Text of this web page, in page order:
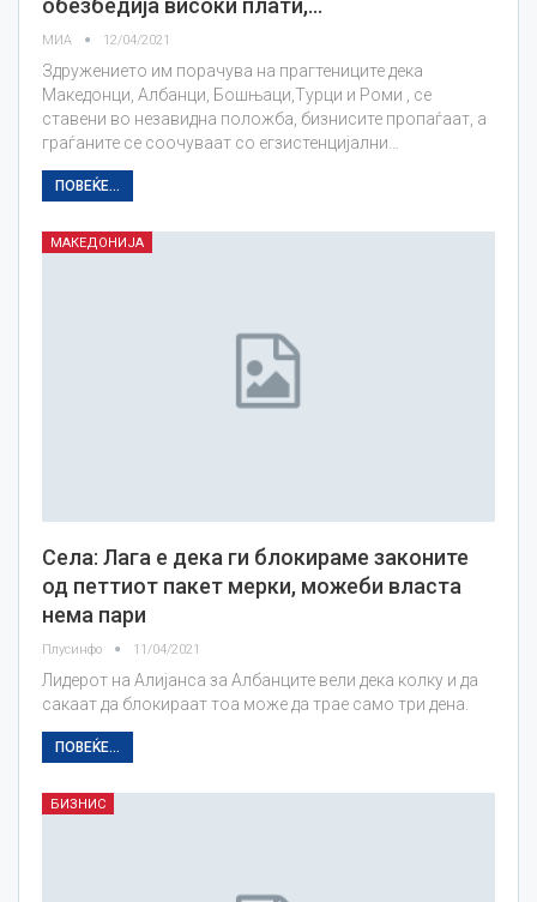
обезбедија високи плати,…
МИА 12/04/2021
Здружението им порачува на прагтениците дека
Македонци, Албанци, Бошњаци,Турци и Роми , се
ставени во незавидна положба, бизнисите пропаѓаат, а
граѓаните се соочуваат со егзистенцијални…
ПОВЕЌЕ...
МАКЕДОНИЈА
Села: Лага е дека ги блокираме законите
од петтиот пакет мерки, можеби власта
нема пари
Плусинфо 11/04/2021
Лидерот на Алијанса за Албанците вели дека колку и да
сакаат да блокираат тоа може да трае само три дена.
ПОВЕЌЕ...
БИЗНИС